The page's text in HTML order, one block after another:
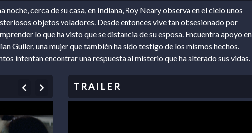
noche, cerca de su casa, en Indiana, Roy Neary observa en el cielo unos
objetos voladores. Desde entonces vive tan obsesionado por
lo que ha visto que se distancia de su esposa. Encuentra apoyo en
Guiler, una mujer que también ha sido testigo de los mismos hechos.
intentan encontrar una respuesta al misterio que ha alterado sus vidas.
Previous